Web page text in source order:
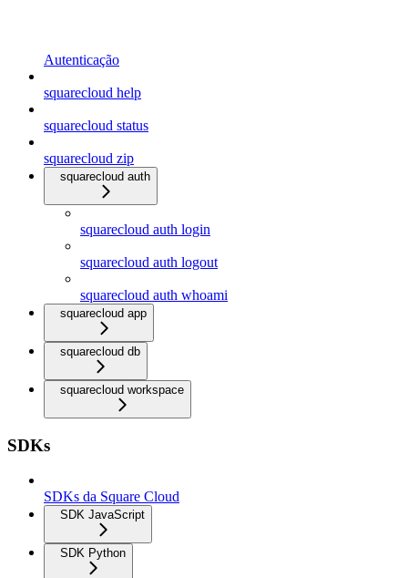
Autenticação
squarecloud help
squarecloud status
squarecloud zip
squarecloud auth
squarecloud auth login
squarecloud auth logout
squarecloud auth whoami
squarecloud app
squarecloud db
squarecloud workspace
SDKs
SDKs da Square Cloud
SDK JavaScript
SDK Python